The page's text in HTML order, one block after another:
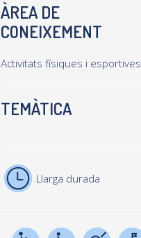
ÀREA DE
CONEIXEMENT
Activitats físiques i esportives
TEMÀTICA
Llarga durada